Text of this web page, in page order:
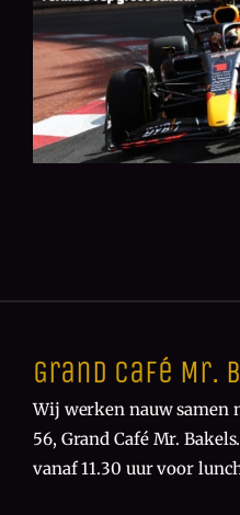
Grand Café Mr.
Wij werken nauw samen
56, Grand Café Mr.
vanaf 11.30 uur voor